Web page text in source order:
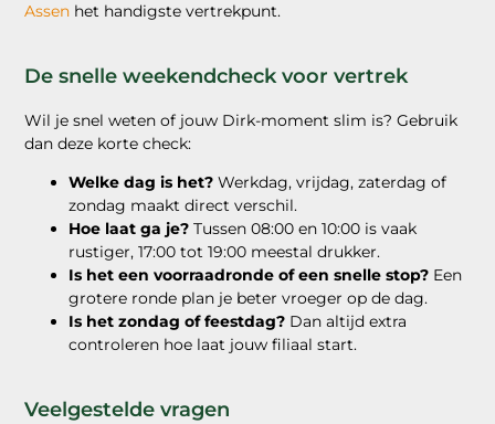
Assen het handigste vertrekpunt.
De snelle weekendcheck voor vertrek
Wil je snel weten of jouw Dirk-moment slim is? Gebruik
dan deze korte check:
Welke dag is het? Werkdag, vrijdag, zaterdag of
zondag maakt direct verschil.
Hoe laat ga je? Tussen 08:00 en 10:00 is vaak
rustiger, 17:00 tot 19:00 meestal drukker.
Is het een voorraadronde of een snelle stop? Een
grotere ronde plan je beter vroeger op de dag.
Is het zondag of feestdag? Dan altijd extra
controleren hoe laat jouw filiaal start.
Veelgestelde vragen